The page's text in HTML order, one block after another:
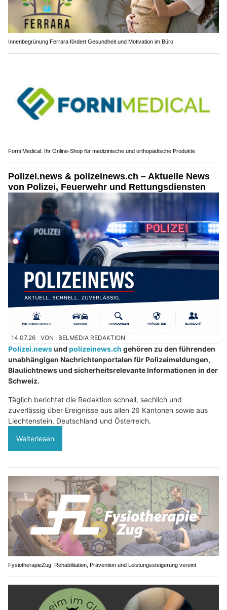
Innenbegrünung Ferrara fördert Gesundheit und Motivation im Büro
Forni Medical: Ihr Online-Shop für medizinische und orthopädische Produkte
Polizei.news & polizeinews.ch – Aktuelle News
von Polizei, Feuerwehr und Rettungsdiensten
14.07.26 VON BELMEDIA REDAKTION
Polizei.newsund polizeinews.ch gehören zu den führenden
unabhängigen Nachrichtenportalen für Polizeimeldungen,
Blaulichtnews und sicherheitsrelevante Informationen in der
Schweiz.
Täglich berichtet die Redaktion schnell, sachlich und
zuverlässig über Ereignisse aus allen 26 Kantonen sowie aus
Liechtenstein, Deutschland und Österreich.
Weiterlesen
FysiotherapieZug: Rehabilitation, Prävention und Leistungssteigerung vereint